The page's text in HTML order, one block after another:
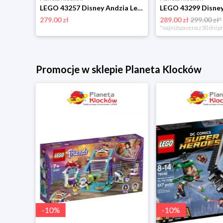
LEGO 43257 Disney Andzia Lego
279.00 zł
289.00 zł299.00 zł*
*najniższa cena z 30 dni
Promocje w sklepie Planeta Klocków
-10% -10%